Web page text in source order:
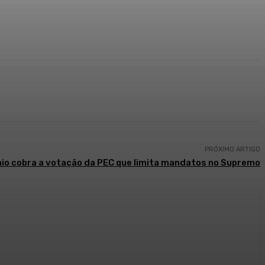
PRÓXIMO ARTIGO
cobra a votação da PEC que limita mandatos no Supremo